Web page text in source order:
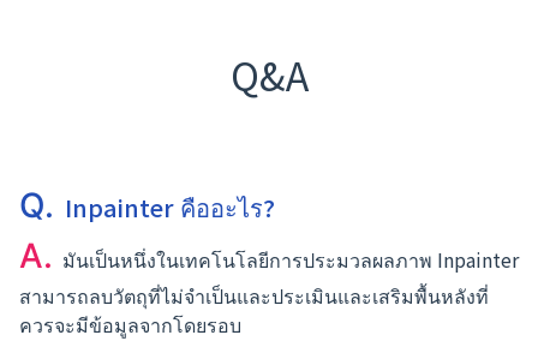
Q&A
Q. Inpainter คืออะไร?
A. มันเป็นหนึ่งในเทคโนโลยีการประมวลผลภาพ Inpainter
สามารถลบวัตถุที่ไม่จำเป็นและประเมินและเสริมพื้นหลังที่
ควรจะมีข้อมูลจากโดยรอบ